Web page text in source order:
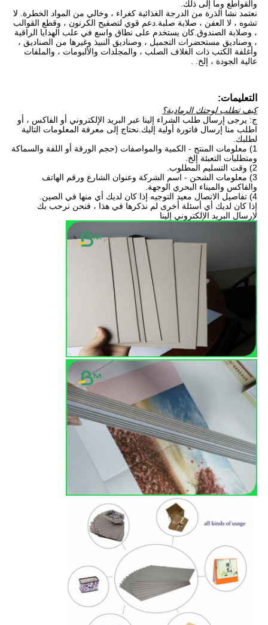
والقواطع وما إلى ذلك.
نعتمد نشا الذرة من الدرجة الغذائية كغراء ، وخالي من المواد الخطرة. لا
تشوه ، لا العفن ، صلابة صلبة.دعم قوي لتصفيح الكرتون ، وقطع القوالب
، وصلابة الصندوق.كان يستخدم على نطاق واسع في علب الهدايا الراقية
، وصناديق مستحضرات التجميل ، وصناديق النبيذ وغيرها من الصناديق ،
وأغلفة الكتب ذات الغلاف الصلب ، والمجلدات والألبومات ، والملفات
عالية الجودة ، إلخ. .
التعليمات:
كيف تطلب لوحتك الرمادية؟
ج: يرجى إرسال طلب الشراء إلينا عبر البريد الإلكتروني أو الفاكس ، أو
اطلب منا إرسال فاتورة أولية إليك.نحتاج إلى معرفة المعلومات التالية
لطلبك.
1) معلومات المنتج - الكمية والمواصفات (حجم الورقة أو اللفة والسماكة
ومتطلبات التعبئة إلخ.
2) وقت التسليم المطلوب.
3) معلومات الشحن - اسم الشركة وعنوان الشارع ورقم الهاتف
والفاكس والميناء البحري الوجهة.
4) تفاصيل الاتصال معيد التوجيه إذا كان لديك أي منها في الصين.
إذا كان لديك أي أسئلة أخرى لم نذكرها في هذا ، فنحن نرحب بك
لإرسال البريد الإلكتروني إلينا